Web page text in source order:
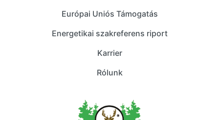
Európai Uniós Támogatás
Energetikai szakreferens riport
Karrier
Rólunk